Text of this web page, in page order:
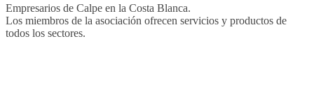
Empresarios de Calpe en la Costa Blanca.
Los miembros de la asociación ofrecen servicios y productos de
todos los sectores.